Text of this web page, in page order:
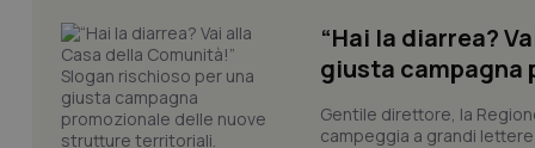
“Hai la diarrea?
giusta campagna
Gentile direttore, la
campeggia a grandi lettere
PHPSESSID